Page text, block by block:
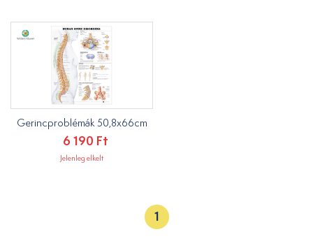
Gerincproblémák 50,8x66cm
6 190 Ft
Jelenleg elkelt
1